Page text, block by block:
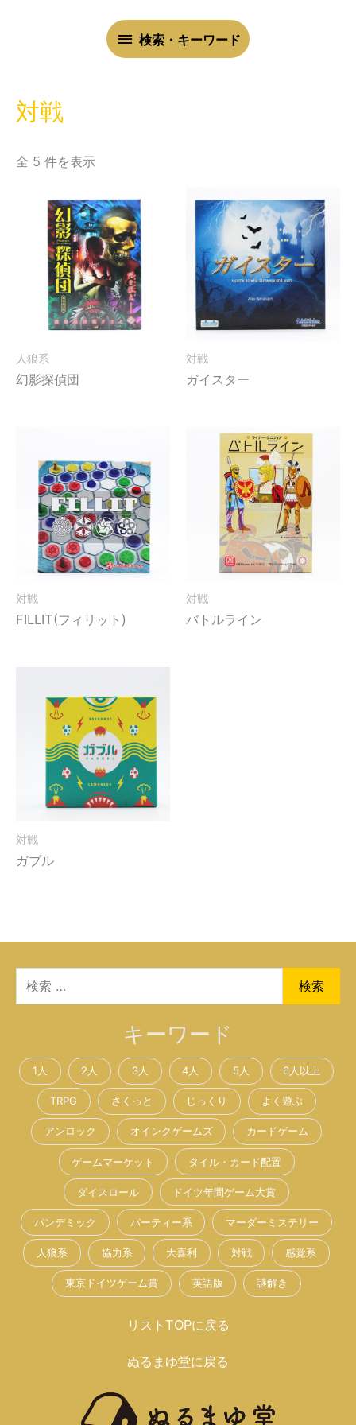
検
ー
ド
検索・キーワード
対戦
全 5 件を表示
人狼系
幻影探偵団
対戦
ガイスター
対戦
FILLIT(フィリット)
対戦
バトルライン
対戦
ガブル
索
検索
キーワード
1人 2人 3人 4人 5人 6人以上
TRPG さくっと じっくり よく遊ぶ
アンロック オインクゲームズ カードゲーム
ゲームマーケット タイル・カード配置
ダイスロール ドイツ年間ゲーム大賞
パンデミック パーティー系 マーダーミステリー
人狼系 協力系 大喜利 対戦 感覚系
東京ドイツゲーム賞 英語版 謎解き
リストTOPに戻る
ぬるまゆ堂に戻る